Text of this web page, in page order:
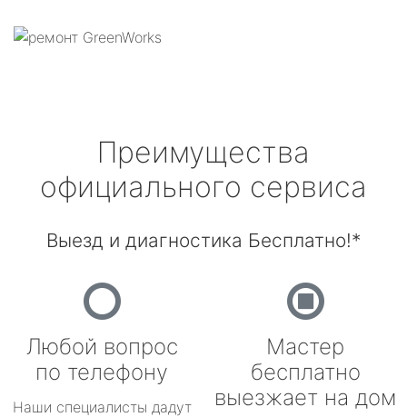
Преимущества
официального сервиса
Выезд и диагностика Бесплатно!*
Любой вопрос
по телефону
Наши специалисты дадут
Мастер
бесплатно
выезжает на дом